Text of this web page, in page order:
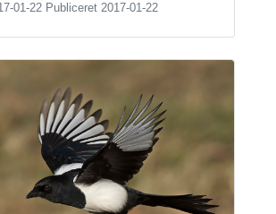
01-22 Publiceret 2017-01-22